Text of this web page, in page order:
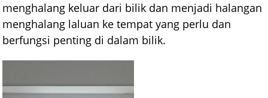
menghalang keluar dari bilik dan menjadi halangan
menghalang laluan ke tempat yang perlu dan
berfungsi penting di dalam bilik.